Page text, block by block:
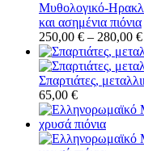
Μυθολογικό-
και ασημένια πιόνια
250,00 € – 280,00 €
Σπαρτιάτες,
65,00 €